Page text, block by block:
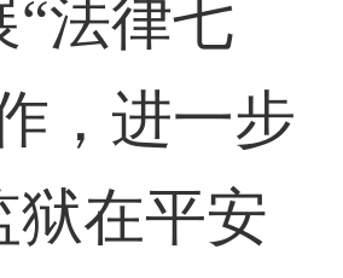
“法律七
，进一步
狱在平安